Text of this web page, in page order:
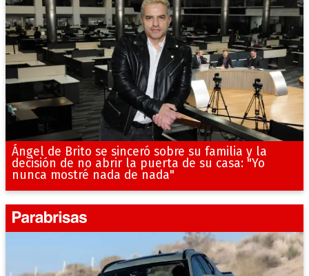
Ángel de Brito se sinceró sobre su familia y la
decisión de no abrir la puerta de su casa: "Yo
nunca mostré nada de nada"